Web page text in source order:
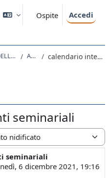
Ospite Accedi
TEORIA DELLA LETTERATURA Annunci calendario interventi seminariali
seminariali
seminariali
6 dicembre 2021, 19:16